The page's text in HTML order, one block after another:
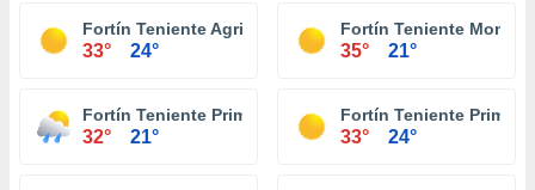
Fortín Teniente Agripino Enciso
33° 24°
Fortín Teniente
35° 21°
Fortín Teniente Primero Buenaventura
32° 21°
Fortín Teniente
33° 24°